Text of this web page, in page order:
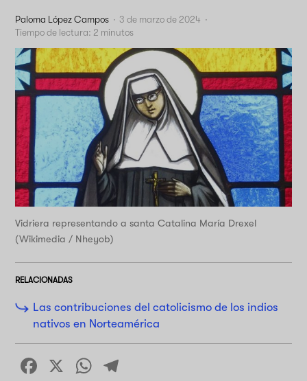
Paloma López Campos · 3 de marzo de 2024 ·
Tiempo de lectura: 2 minutos
Vidriera representando a santa Catalina María Drexel
(Wikimedia / Nheyob)
RELACIONADAS
Las contribuciones del catolicismo de los indios
nativos en Norteamérica
Facebook
X WhatsApp